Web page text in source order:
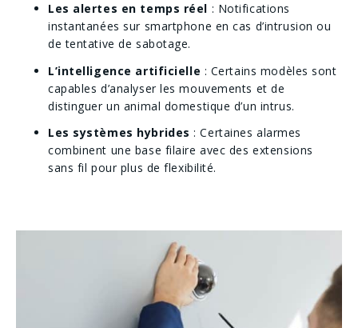
Les alertes en temps réel : Notifications
instantanées sur smartphone en cas d’intrusion ou
de tentative de sabotage.
L’intelligence artificielle : Certains modèles sont
capables d’analyser les mouvements et de
distinguer un animal domestique d’un intrus.
Les systèmes hybrides : Certaines alarmes
combinent une base filaire avec des extensions
sans fil pour plus de flexibilité.